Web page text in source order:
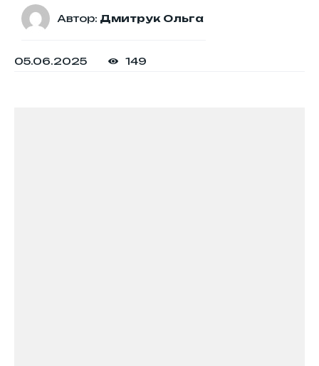
Автор: Дмитрук Ольга
05.06.2025 149